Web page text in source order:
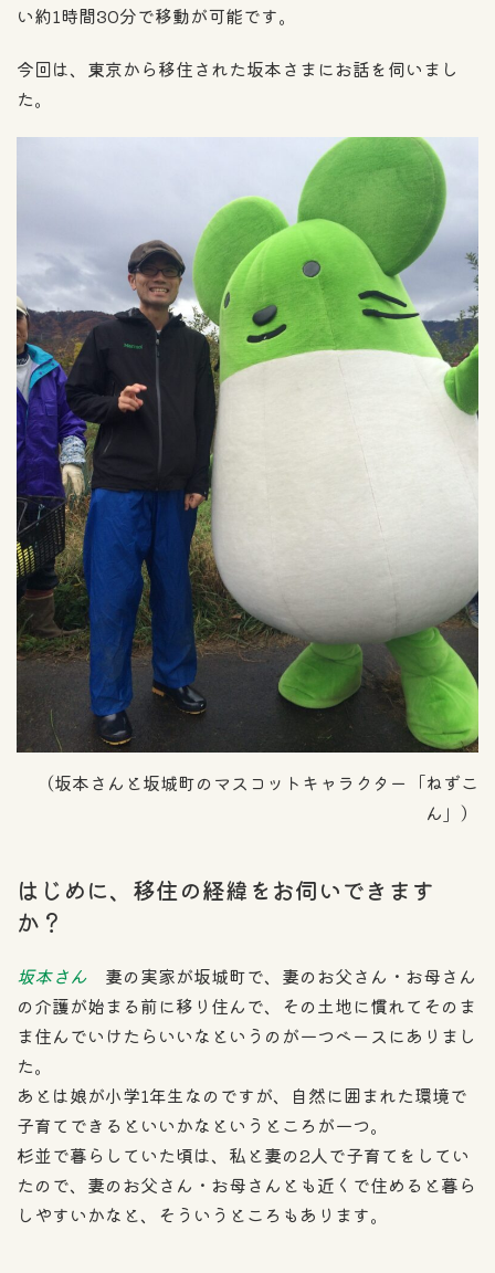
い約1時間30分で移動が可能です。
今回は、東京から移住された坂本さまにお話を伺いまし
た。
（坂本さんと坂城町のマスコットキャラクター「ねずこ
ん」）
はじめに、移住の経緯をお伺いできます
か？
坂本さん 妻の実家が坂城町で、妻のお父さん・お母さん
の介護が始まる前に移り住んで、その土地に慣れてそのま
ま住んでいけたらいいなというのが一つベースにありまし
た。
あとは娘が小学1年生なのですが、自然に囲まれた環境で
子育てできるといいかなというところが一つ。
杉並で暮らしていた頃は、私と妻の2人で子育てをしてい
たので、妻のお父さん・お母さんとも近くで住めると暮ら
しやすいかなと、そういうところもあります。